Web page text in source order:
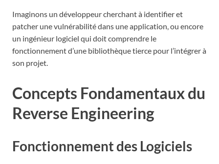
Imaginons un développeur cherchant à identifier et
patcher une vulnérabilité dans une application, ou encore
un ingénieur logiciel qui doit comprendre le
fonctionnement d’une bibliothèque tierce pour l’intégrer à
son projet.
Concepts Fondamentaux du
Reverse Engineering
Fonctionnement des Logiciels